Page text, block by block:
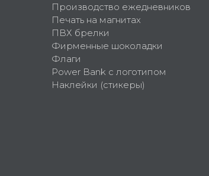
Производство ежедневников
Печать на магнитах
ПВХ брелки
Фирменные шоколадки
Флаги
Power Bank с логотипом
Наклейки (стикеры)